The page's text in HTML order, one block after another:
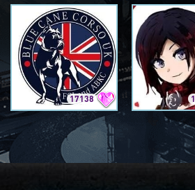
17138